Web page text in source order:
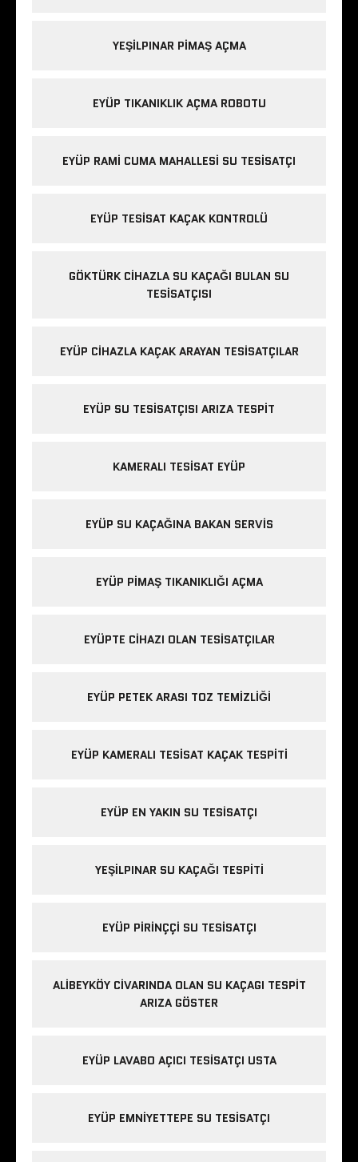
YEŞILPINAR PIMAŞ AÇMA
EYÜP TIKANIKLIK AÇMA ROBOTU
EYÜP RAMI CUMA MAHALLESI SU TESISATÇI
EYÜP TESISAT KAÇAK KONTROLÜ
GÖKTÜRK CIHAZLA SU KAÇAĞI BULAN SU
TESISATÇISI
EYÜP CIHAZLA KAÇAK ARAYAN TESISATÇILAR
EYÜP SU TESISATÇISI ARIZA TESPIT
KAMERALI TESISAT EYÜP
EYÜP SU KAÇAĞINA BAKAN SERVIS
EYÜP PIMAŞ TIKANIKLIĞI AÇMA
EYÜPTE CIHAZI OLAN TESISATÇILAR
EYÜP PETEK ARASI TOZ TEMIZLIĞI
EYÜP KAMERALI TESISAT KAÇAK TESPITI
EYÜP EN YAKIN SU TESISATÇI
YEŞILPINAR SU KAÇAĞI TESPITI
EYÜP PIRINÇÇI SU TESISATÇI
ALIBEYKÖY CIVARINDA OLAN SU KAÇAGI TESPIT
ARIZA GÖSTER
EYÜP LAVABO AÇICI TESISATÇI USTA
EYÜP EMNIYETTEPE SU TESISATÇI